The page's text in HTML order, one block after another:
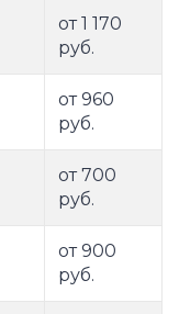
от 1 170
руб.
от 960
руб.
от 700
руб.
от 900
руб.